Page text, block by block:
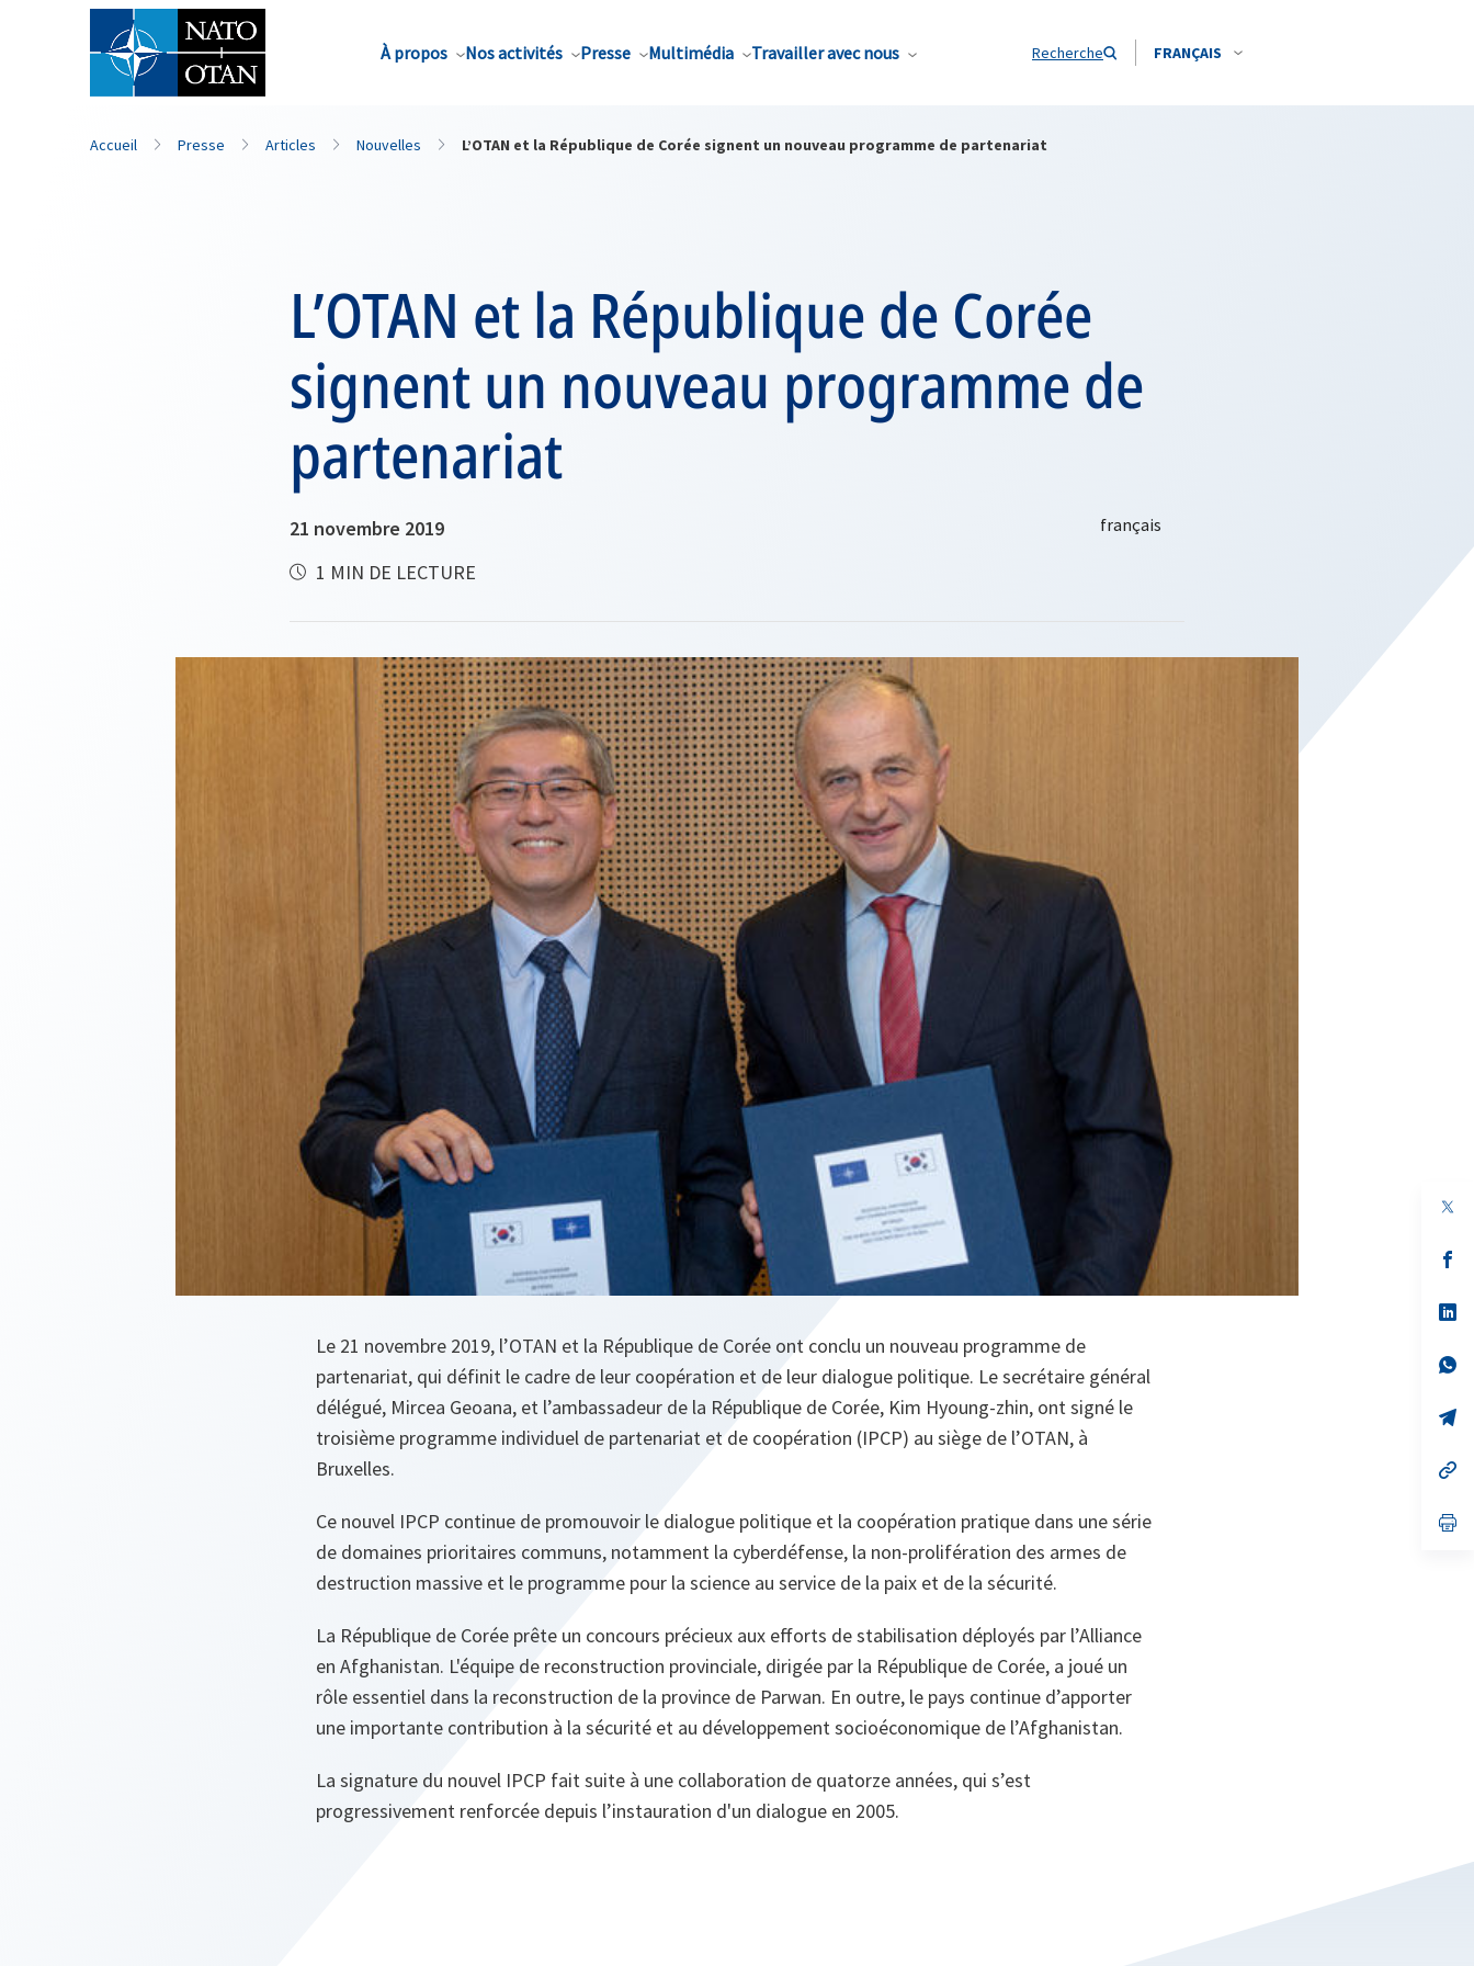
À propos Nos activités Presse Multimédia Travailler avec nous Recherche FRANÇAIS
Nom de famille*
Accueil Presse Articles Nouvelles L’OTAN et la République de Corée signent un nouveau programme de partenariat
L’OTAN et la République de Corée
signent un nouveau programme de
partenariat
21 novembre 2019
1 MIN DE LECTURE
Le 21 novembre 2019, l’OTAN et la République de Corée ont conclu un nouveau programme de
partenariat, qui définit le cadre de leur coopération et de leur dialogue politique. Le secrétaire général
délégué, Mircea Geoana, et l’ambassadeur de la République de Corée, Kim Hyoung-zhin, ont signé le
troisième programme individuel de partenariat et de coopération (IPCP) au siège de l’OTAN, à
Bruxelles.
Ce nouvel IPCP continue de promouvoir le dialogue politique et la coopération pratique dans une série
de domaines prioritaires communs, notamment la cyberdéfense, la non-prolifération des armes de
destruction massive et le programme pour la science au service de la paix et de la sécurité.
La République de Corée prête un concours précieux aux efforts de stabilisation déployés par l’Alliance
en Afghanistan. L'équipe de reconstruction provinciale, dirigée par la République de Corée, a joué un
rôle essentiel dans la reconstruction de la province de Parwan. En outre, le pays continue d’apporter
une importante contribution à la sécurité et au développement socioéconomique de l’Afghanistan.
La signature du nouvel IPCP fait suite à une collaboration de quatorze années, qui s’est
progressivement renforcée depuis l’instauration d'un dialogue en 2005.